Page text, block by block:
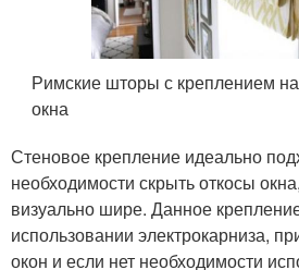
Римские шторы с креплением
окна
Стеновое крепление идеально
необходимости скрыть откосы
визуально шире. Данное
использовании электрокарниза,
окон и если нет необходимости